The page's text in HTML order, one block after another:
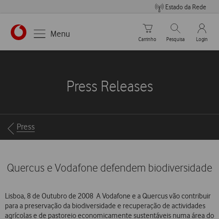
Estado da Rede
https://www.vodafone.pt
Menu
Carrinho de compras
Carrinho
Pesquisar
Pesquisa
My
Login
Press Releases
Breadcrumbs
Press
Quercus e Vodafone defendem biodiversidade
Lisboa, 8 de Outubro de 2008  A Vodafone e a Quercus vão contribuir
para a preservação da biodiversidade e recuperação de actividades
agrícolas e de pastoreio economicamente sustentáveis numa área do